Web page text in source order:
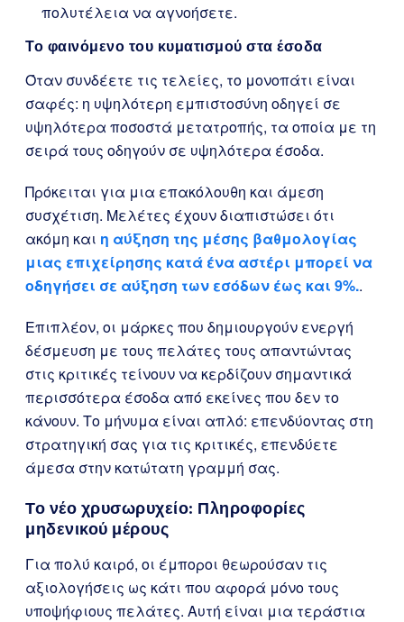
πολυτέλεια να αγνοήσετε.
Το φαινόμενο του κυματισμού στα έσοδα
Όταν συνδέετε τις τελείες, το μονοπάτι είναι
σαφές: η υψηλότερη εμπιστοσύνη οδηγεί σε
υψηλότερα ποσοστά μετατροπής, τα οποία με τη
σειρά τους οδηγούν σε υψηλότερα έσοδα.
Πρόκειται για μια επακόλουθη και άμεση
συσχέτιση. Μελέτες έχουν διαπιστώσει ότι
ακόμη και η αύξηση της μέσης βαθμολογίας
μιας επιχείρησης κατά ένα αστέρι μπορεί να
οδηγήσει σε αύξηση των εσόδων έως και 9%..
Επιπλέον, οι μάρκες που δημιουργούν ενεργή
δέσμευση με τους πελάτες τους απαντώντας
στις κριτικές τείνουν να κερδίζουν σημαντικά
περισσότερα έσοδα από εκείνες που δεν το
κάνουν. Το μήνυμα είναι απλό: επενδύοντας στη
στρατηγική σας για τις κριτικές, επενδύετε
άμεσα στην κατώτατη γραμμή σας.
Το νέο χρυσωρυχείο: Πληροφορίες
μηδενικού μέρους
Για πολύ καιρό, οι έμποροι θεωρούσαν τις
αξιολογήσεις ως κάτι που αφορά μόνο τους
υποψήφιους πελάτες. Αυτή είναι μια τεράστια